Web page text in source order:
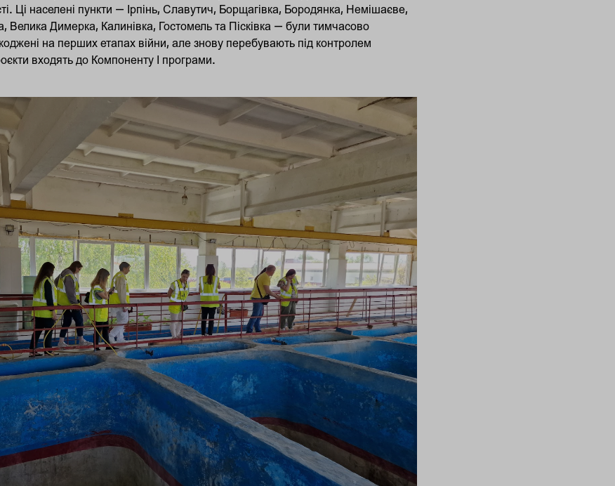
Ці населені пункти — Ірпінь, Славутич, Борщагівка, Бородянка, Немішаєве,
Велика Димерка, Калинівка, Гостомель та Пісківка — були тимчасово
на перших етапах війни, але знову перебувають під контролем
входять до Компоненту І програми.